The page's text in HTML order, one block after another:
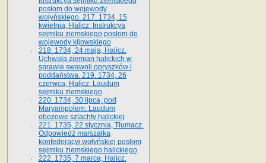
posłom do wojewody
wołyńskiego. 217. 1734, 15
kwietnia, Halicz. Instrukcya
sejmiku ziemskiego posłom do
wojewody kijowskiego
218. 1734, 24 maja, Halicz.
Uchwała ziemian halickich w
sprawie swawoli opryszków i
poddaństwa. 219. 1734, 26
czerwca, Halicz. Laudum
sejmiku ziemskiego
220. 1734, 30 lipca, pod
Maryampolem. Laudum
obozowe szlachty halickiej
221. 1735, 22 stycznia, Tłumacz.
Odpowiedź marszałka
konfederacyi wołyńskiej posłom
sejmiku ziemskiego halickiego
222. 1735, 7 marca, Halicz.